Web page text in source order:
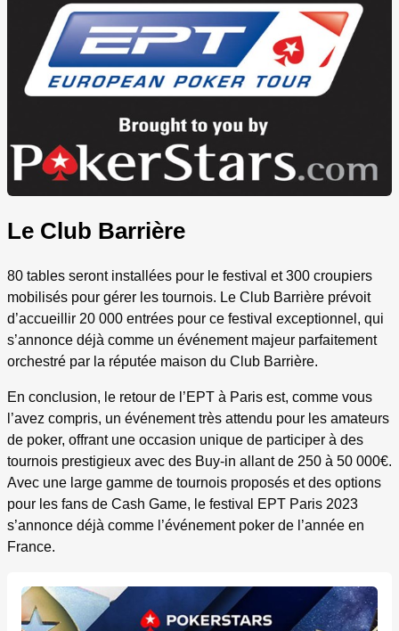
Le Club Barrière
80 tables seront installées pour le festival et 300 croupiers
mobilisés pour gérer les tournois. Le Club Barrière prévoit
d’accueillir 20 000 entrées pour ce festival exceptionnel, qui
s’annonce déjà comme un événement majeur parfaitement
orchestré par la réputée maison du Club Barrière.
En conclusion, le retour de l’EPT à Paris est, comme vous
l’avez compris, un événement très attendu pour les amateurs
de poker, offrant une occasion unique de participer à des
tournois prestigieux avec des Buy-in allant de 250 à 50 000€.
Avec une large gamme de tournois proposés et des options
pour les fans de Cash Game, le festival EPT Paris 2023
s’annonce déjà comme l’événement poker de l’année en
France.